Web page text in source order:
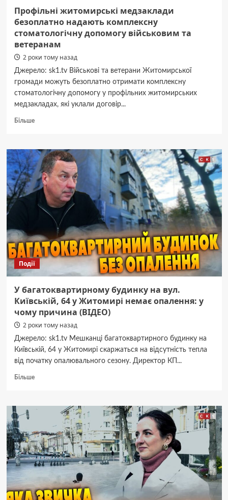
Профільні житомирські медзаклади
безоплатно надають комплексну
стоматологічну допомогу військовим та
ветеранам
2 роки тому назад
Джерело: sk1.tv Військові та ветерани Житомирської
громади можуть безоплатно отримати комплексну
стоматологічну допомогу у профільних житомирських
медзакладах, які уклали договір...
БільшеДокладніше
житомирські
медзаклади
безоплатно
надають
комплексну
стоматологічну
допомогу
військовим
ветеранам
Події
У багатоквартирному будинку на вул.
Київській, 64 у Житомирі немає опалення: у
чому причина (ВІДЕО)
2 роки тому назад
Джерело: sk1.tv Мешканці багатоквартирного будинку на
Київській, 64 у Житомирі скаржаться на відсутність тепла
від початку опалювального сезону. Директор КП...
БільшеДокладніше
багатоквартирному
вул.
Київській,
64
у
немає
опалення: